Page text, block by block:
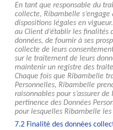
En tant que responsable du
collecte, Ribambelle
dispositions légales en
au Client d’établir les finalités
données, de fournir à ses
collecte de leurs
sur le traitement de leurs
maintenir un registre des
Chaque fois que Ribambelle
Personnelles, Ribambelle
raisonnables pour s’assurer
pertinence des Données
pour lesquelles Ribambelle
7.2 Finalité des données